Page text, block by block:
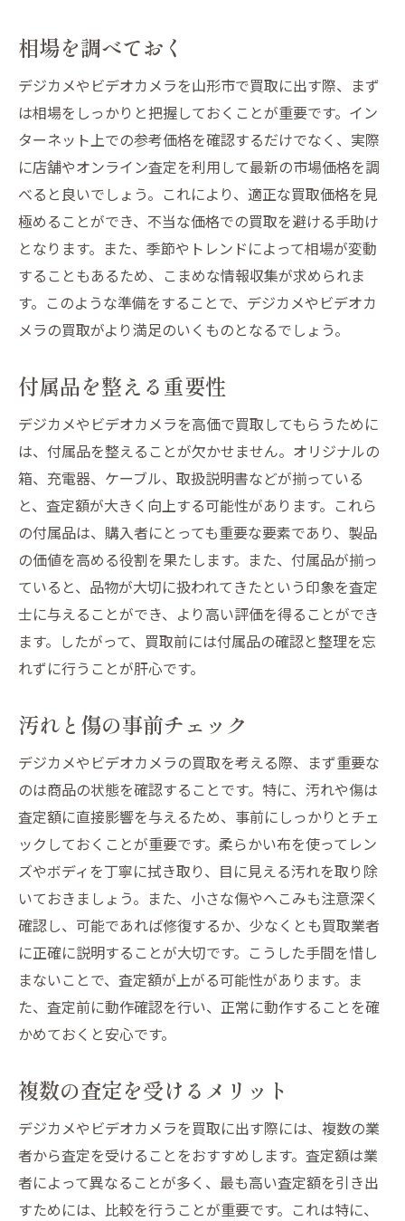
相場を調べておく
デジカメやビデオカメラを山形市で買取に出す際、まず
は相場をしっかりと把握しておくことが重要です。イン
ターネット上での参考価格を確認するだけでなく、実際
に店舗やオンライン査定を利用して最新の市場価格を調
べると良いでしょう。これにより、適正な買取価格を見
極めることができ、不当な価格での買取を避ける手助け
となります。また、季節やトレンドによって相場が変動
することもあるため、こまめな情報収集が求められま
す。このような準備をすることで、デジカメやビデオカ
メラの買取がより満足のいくものとなるでしょう。
付属品を整える重要性
デジカメやビデオカメラを高価で買取してもらうために
は、付属品を整えることが欠かせません。オリジナルの
箱、充電器、ケーブル、取扱説明書などが揃っている
と、査定額が大きく向上する可能性があります。これら
の付属品は、購入者にとっても重要な要素であり、製品
の価値を高める役割を果たします。また、付属品が揃っ
ていると、品物が大切に扱われてきたという印象を査定
士に与えることができ、より高い評価を得ることができ
ます。したがって、買取前には付属品の確認と整理を忘
れずに行うことが肝心です。
汚れと傷の事前チェック
デジカメやビデオカメラの買取を考える際、まず重要な
のは商品の状態を確認することです。特に、汚れや傷は
査定額に直接影響を与えるため、事前にしっかりとチェ
ックしておくことが重要です。柔らかい布を使ってレン
ズやボディを丁寧に拭き取り、目に見える汚れを取り除
いておきましょう。また、小さな傷やへこみも注意深く
確認し、可能であれば修復するか、少なくとも買取業者
に正確に説明することが大切です。こうした手間を惜し
まないことで、査定額が上がる可能性があります。ま
た、査定前に動作確認を行い、正常に動作することを確
かめておくと安心です。
複数の査定を受けるメリット
デジカメやビデオカメラを買取に出す際には、複数の業
者から査定を受けることをおすすめします。査定額は業
者によって異なることが多く、最も高い査定額を引き出
すためには、比較を行うことが重要です。これは特に、